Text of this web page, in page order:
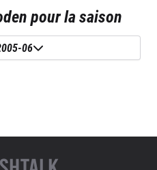
pour la saison
06